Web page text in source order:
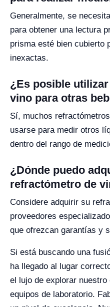
Generalmente, se
para obtener una lectura
prisma esté bien cubierto
inexactas.
¿Es posible
vino para otras
Sí, muchos
usarse para medir otros
dentro del rango de
¿Dónde puedo
refractómetro de
Considere adquirir su
proveedores
que ofrezcan garantías y
Si está buscando una
ha llegado al lugar
el lujo de explorar
equipos de laboratorio.